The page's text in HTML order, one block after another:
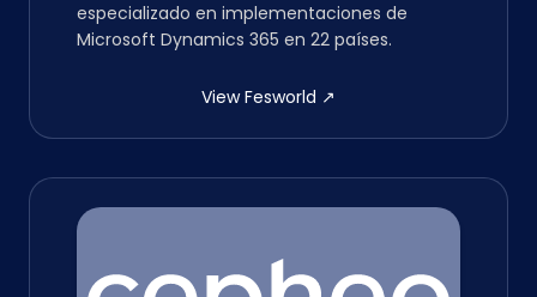
especializado en implementaciones de
Microsoft Dynamics 365 en 22 países.
View Fesworld ↗